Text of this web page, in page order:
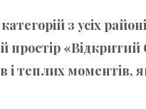
з усіх
«Відкритий
і теплих моментів,